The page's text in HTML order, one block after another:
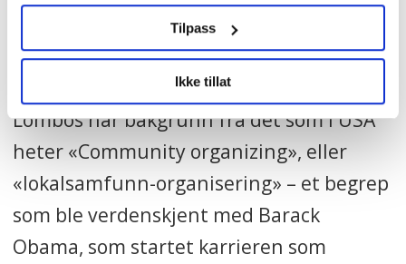
Tilpass
Ikke tillat
og møter Magasinet til en prat før vi skal
gå sammen på demo.
Lombos har bakgrunn fra det som i USA
heter «Community organizing», eller
«lokalsamfunn-organisering» – et begrep
som ble verdenskjent med Barack
Obama, som startet karrieren som